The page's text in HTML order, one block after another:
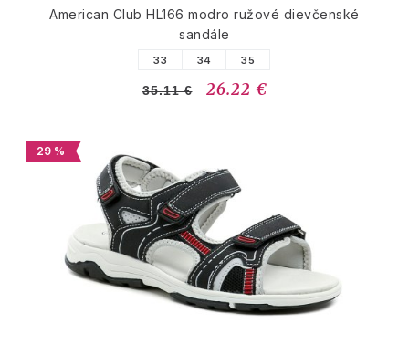
American Club HL166 modro ružové dievčenské
sandále
33 34 35
35.11 € 26.22 €
29 %